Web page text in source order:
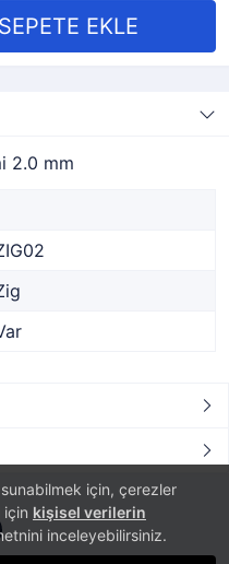
için, çerezler
için kişisel verilerin
inceleyebilirsiniz.
2.0 mm